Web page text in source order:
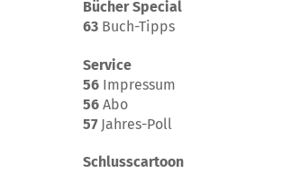
Bücher Special
63 Buch-Tipps
Service
56 Impressum
56 Abo
57 Jahres-Poll
Schlusscartoon